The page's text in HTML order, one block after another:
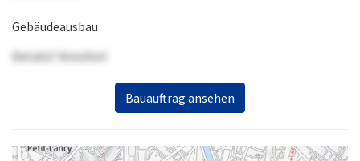
Gebäudeausbau
Details? Anrufen!
Bauauftrag ansehen